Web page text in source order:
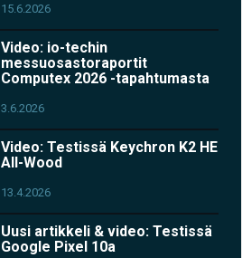
15.6.2026
Video: io-techin
messuosastoraportit
Computex 2026 -tapahtumasta
3.6.2026
Video: Testissä Keychron K2 HE
All-Wood
13.4.2026
Uusi artikkeli & video: Testissä
Google Pixel 10a